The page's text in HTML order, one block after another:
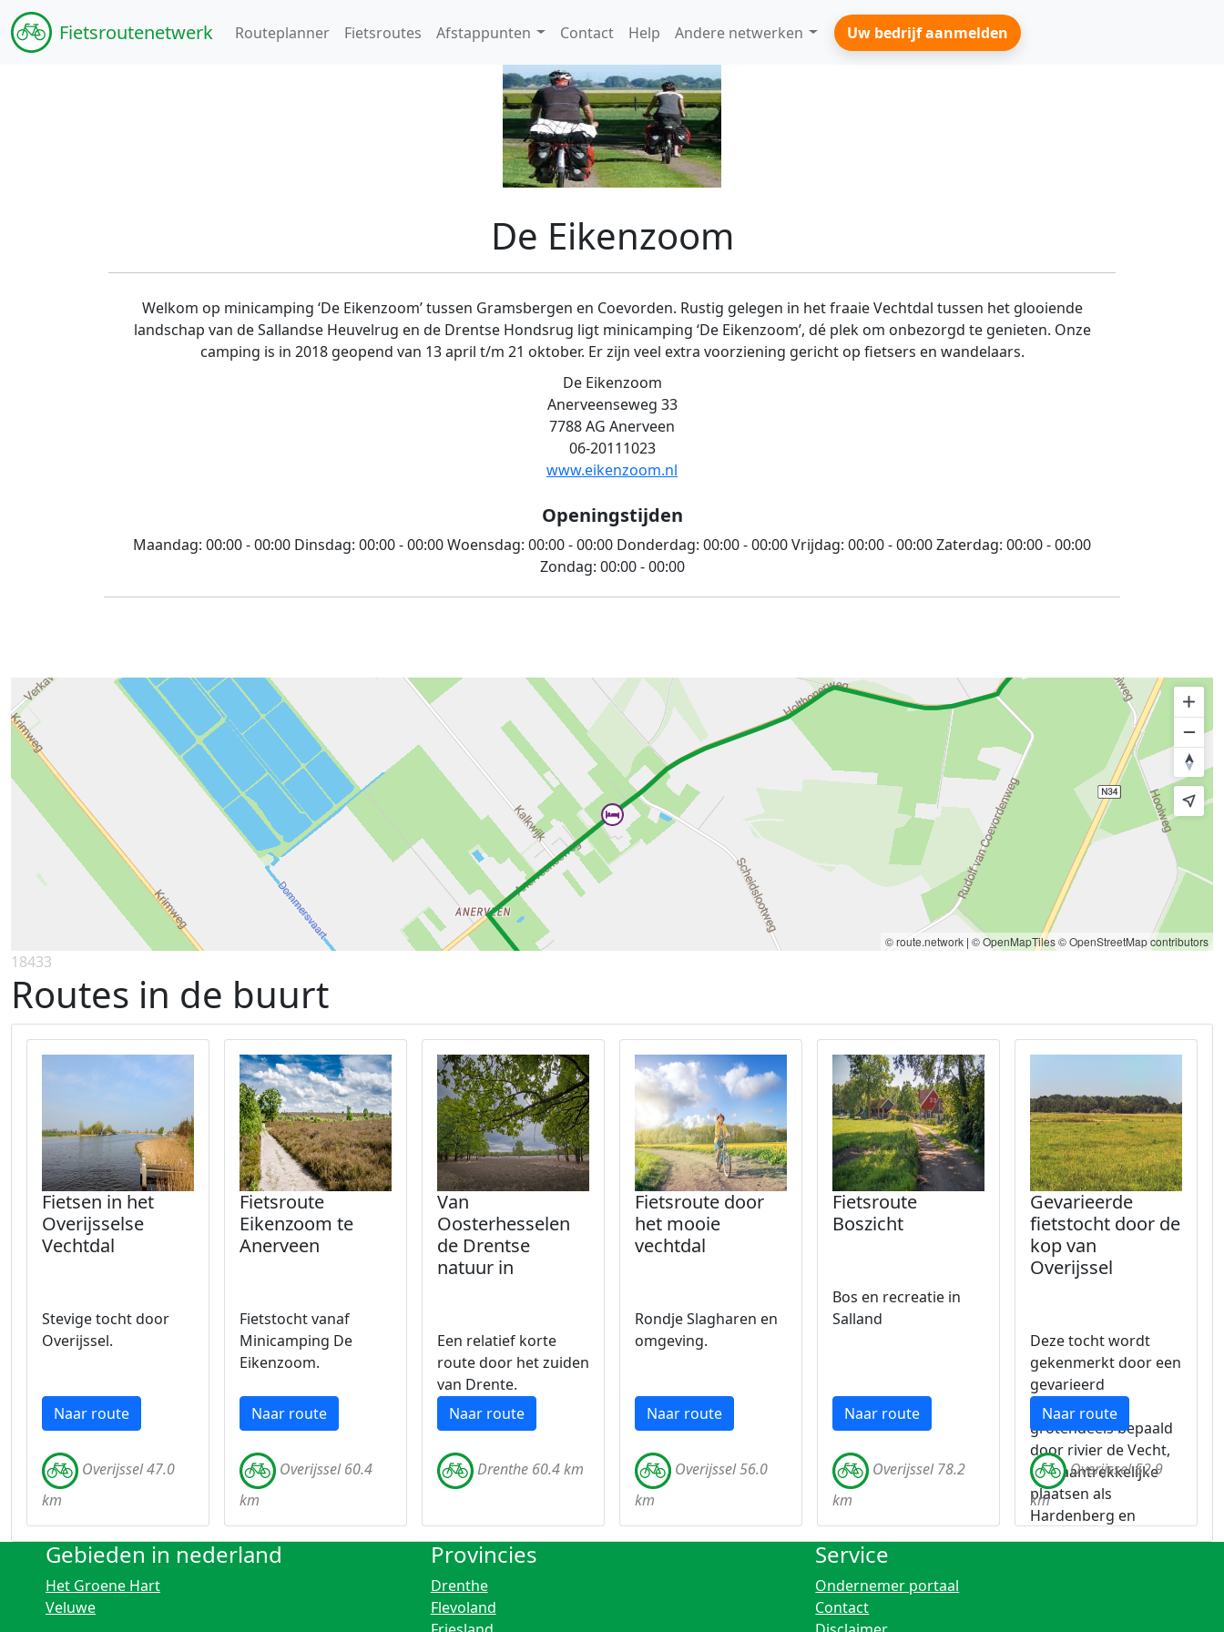
Fietsroutenetwerk Routeplanner Fietsroutes Afstappunten Contact Help Andere netwerken Uw bedrijf aanmelden
De Eikenzoom
Welkom op minicamping ‘De Eikenzoom’ tussen Gramsbergen en Coevorden. Rustig gelegen in het fraaie Vechtdal tussen het glooiende
landschap van de Sallandse Heuvelrug en de Drentse Hondsrug ligt minicamping ‘De Eikenzoom’, dé plek om onbezorgd te genieten. Onze
camping is in 2018 geopend van 13 april t/m 21 oktober. Er zijn veel extra voorziening gericht op fietsers en wandelaars.
De Eikenzoom
Anerveenseweg 33
7788 AG Anerveen
06-20111023
www.eikenzoom.nl
Openingstijden
Maandag: 00:00 - 00:00 Dinsdag: 00:00 - 00:00Woensdag: 00:00 - 00:00 Donderdag: 00:00 - 00:00Vrijdag: 00:00 - 00:00Zaterdag: 00:00 - 00:00
Zondag: 00:00 - 00:00
© route.network | © OpenMapTiles© OpenStreetMap contributors
18433
Routes in de buurt
Fietsen in het
Overijsselse
Vechtdal
Stevige tocht door
Overijssel.
Naar route
Overijssel 47.0
km
Fietsroute
Eikenzoom te
Anerveen
Fietstocht vanaf
Minicamping De
Eikenzoom.
Naar route
Overijssel 60.4
km
Van
Oosterhesselen
de Drentse
natuur in
Een relatief korte
route door het zuiden
van Drente.
Naar route
Drenthe 60.4 km
Fietsroute door
het mooie
vechtdal
Rondje Slagharen en
omgeving.
Naar route
Overijssel 56.0
km
Fietsroute
Boszicht
Bos en recreatie in
Salland
Naar route
Overijssel 78.2
km
Gevarieerde
fietstocht door de
kop van
Overijssel
Deze tocht wordt
gekenmerkt door een
gevarieerd
landschap,
grotendeels bepaald
door rivier de Vecht,
met aantrekkelijke
plaatsen als
Hardenberg en
Dedemsvaart.
Naar route
Overijssel 52.9
km
Gebieden in nederland
Het Groene Hart
Veluwe
Provincies
Drenthe
Flevoland
Service
Ondernemer portaal
Contact